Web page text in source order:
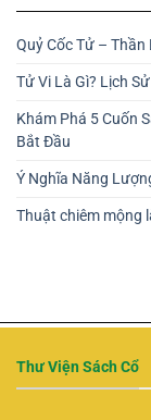
Quỷ Cốc Tử – Thần
Tử Vi Là Gì? Lịch
Khám Phá 5 Cuốn
Bắt Đầu
Ý Nghĩa Năng
Thuật chiêm mộng
Thư Viện Sách Cổ